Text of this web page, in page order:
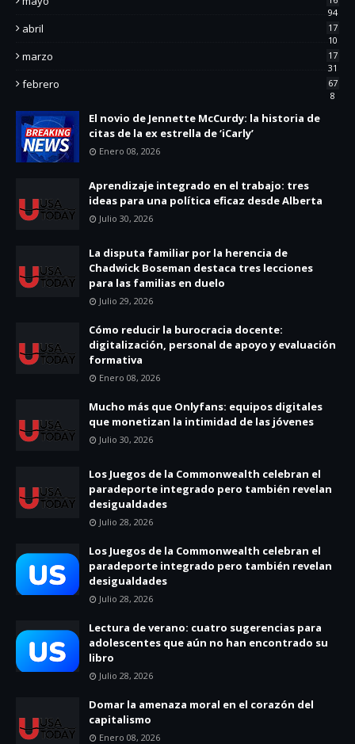
94
abril
17
10
marzo
17
31
febrero
67
8
El novio de Jennette McCurdy: la historia de
citas de la ex estrella de ‘iCarly’
Enero 08, 2026
Aprendizaje integrado en el trabajo: tres
ideas para una política eficaz desde Alberta
Julio 30, 2026
La disputa familiar por la herencia de
Chadwick Boseman destaca tres lecciones
para las familias en duelo
Julio 29, 2026
Cómo reducir la burocracia docente:
digitalización, personal de apoyo y evaluación
formativa
Enero 08, 2026
Mucho más que Onlyfans: equipos digitales
que monetizan la intimidad de las jóvenes
Julio 30, 2026
Los Juegos de la Commonwealth celebran el
paradeporte integrado pero también revelan
desigualdades
Julio 28, 2026
Los Juegos de la Commonwealth celebran el
paradeporte integrado pero también revelan
desigualdades
Julio 28, 2026
Lectura de verano: cuatro sugerencias para
adolescentes que aún no han encontrado su
libro
Julio 28, 2026
Domar la amenaza moral en el corazón del
capitalismo
Enero 08, 2026